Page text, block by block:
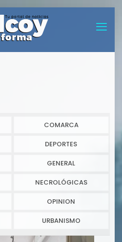
COMARCA
DEPORTES
GENERAL
NECROLÓGICAS
OPINION
URBANISMO